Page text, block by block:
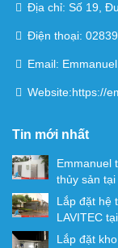
Địa chỉ: Số 19,
Điện thoại:
Email:
Website:https://
Tin mới nhất
Emmanuel
thủy sản
Lắp đặt hệ
LAVITEC
Lắp đặt